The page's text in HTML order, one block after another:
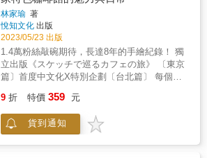
總是那麼清晰，但在追尋的途中，會留下真正
重要的東西。&你，準備好了嗎？&
數據外，也新增對應氣候變遷與全球疫情後續
影響下對大眾未來的各項提醒，希望讓《樂活
國民曆》2.0新版更符合新時代讀者的需求。 &
好評推薦 & 番紅花 / 作家 賴青松 / 穀東農伕 劉
克襄 / 作家 & &
來。而我們的時間有限，應該要用自己所擁有
的寶貴時間，打造出理想的自己！& 首先，
了解自己喜歡的風格，只在身邊擺放少量自己
最愛且優質的物品，家具是如此、衣飾也是如
此，然後細心對待，長長久久地使用。& 接
著，以耐心、細心與觀察力，在生活中培養與
磨鍊感性，讓自己的存在與外在都變得更為美
好。&&&& & & 以感性創造有質感的生活，我
己從內在開始變美，成為表情美麗的人& &
&&✓懂得好好品嚐食物的好滋味& & & ✓留心
生活週遭的風景，觀察小花小草與落葉枯枝，
林家瑜 著
悅知文化 出版
2023/05/23 出版
1.4萬粉絲敲碗期待，長達8年的手繪紀錄！ 獨
立出版《スケッチで巡るカフェの旅》 〔東京
篇〕首度中文化X特別企劃〔台北篇〕 每個人
為你匆忙行走於城市裡的一片綠洲， 不論是生
活的探索，或是旅行的時光。 走進咖啡館，是
認識一座城市最好的方式！ 曾從事室內設計工
9 折 特價 359 元
貨到通知